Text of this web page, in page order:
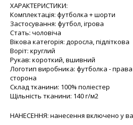
ХАРАКТЕРИСТИКИ:
Комплектація: футболка + шорти
Застосування: футбол, ігрова
Стать: чоловіча
Вікова категорія: доросла, підліткова
Воріт: круглий
Рукав: короткий, вшивний
Логотип виробника: футболка -
сторона
Склад тканини: 100% поліестер
Щільність тканини: 140 г/м2
НАНЕСЕННЯ: нанесення включено у